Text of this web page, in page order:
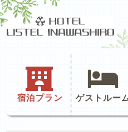
宿泊プラン ゲストルー